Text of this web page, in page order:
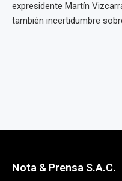
expresidente Martín
también incertidumbre
Nota & Prensa S.A.C.